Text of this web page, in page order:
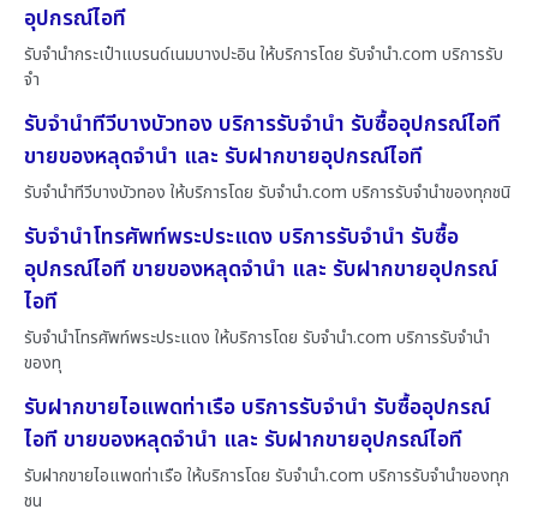
อุปกรณ์ไอที
รับจำนำกระเป๋าแบรนด์เนมบางปะอิน ให้บริการโดย รับจํานํา.com บริการรับ
จำ
รับจำนำทีวีบางบัวทอง บริการรับจำนำ รับซื้ออุปกรณ์ไอที
ขายของหลุดจำนำ และ รับฝากขายอุปกรณ์ไอที
รับจำนำทีวีบางบัวทอง ให้บริการโดย รับจํานํา.com บริการรับจำนำของทุกชนิ
รับจำนำโทรศัพท์พระประแดง บริการรับจำนำ รับซื้อ
อุปกรณ์ไอที ขายของหลุดจำนำ และ รับฝากขายอุปกรณ์
ไอที
รับจำนำโทรศัพท์พระประแดง ให้บริการโดย รับจํานํา.com บริการรับจำนำ
ของทุ
รับฝากขายไอแพดท่าเรือ บริการรับจำนำ รับซื้ออุปกรณ์
ไอที ขายของหลุดจำนำ และ รับฝากขายอุปกรณ์ไอที
รับฝากขายไอแพดท่าเรือ ให้บริการโดย รับจํานํา.com บริการรับจำนำของทุก
ชน